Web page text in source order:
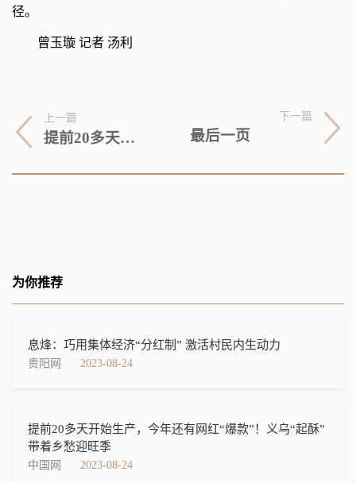
径。
曾玉璇 记者 汤利
上一篇
提前20多天开始生产，今年还有网红“爆款”！义乌“起酥”带着乡愁迎旺季
下一篇
最后一页
为你推荐
息烽：巧用集体经济“分红制” 激活村民内生动力
贵阳网 2023-08-24
提前20多天开始生产，今年还有网红“爆款”！义乌“起酥”
带着乡愁迎旺季
中国网 2023-08-24